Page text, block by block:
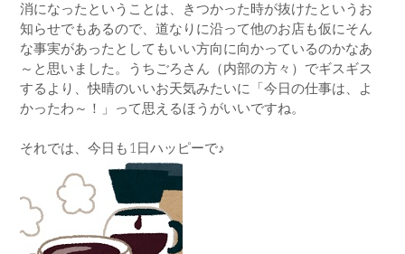
消になったということは、きつかった時が抜けたというお
知らせでもあるので、道なりに沿って他のお店も仮にそん
な事実があったとしてもいい方向に向かっているのかなあ
～と思いました。うちごろさん（内部の方々）でギスギス
するより、快晴のいいお天気みたいに「今日の仕事は、よ
かったわ～！」って思えるほうがいいですね。
それでは、今日も1日ハッピーで♪